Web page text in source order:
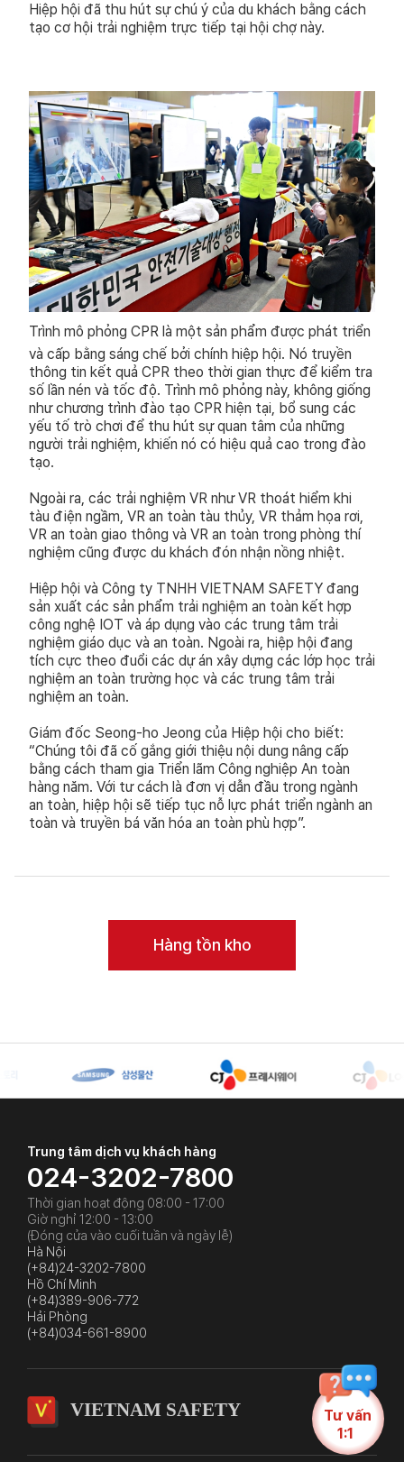
Hiệp hội đã thu hút sự chú ý của du khách bằng cách
tạo cơ hội trải nghiệm trực tiếp tại hội chợ này.
Trình mô phỏng CPR là một sản phẩm được phát triển
và cấp bằng sáng chế bởi chính hiệp hội. Nó truyền
thông tin kết quả CPR theo thời gian thực để kiểm tra
số lần nén và tốc độ. Trình mô phỏng này, không giống
như chương trình đào tạo CPR hiện tại, bổ sung các
yếu tố trò chơi để thu hút sự quan tâm của những
người trải nghiệm, khiến nó có hiệu quả cao trong đào
tạo.
Ngoài ra, các trải nghiệm VR như VR thoát hiểm khi
tàu điện ngầm, VR an toàn tàu thủy, VR thảm họa rơi,
VR an toàn giao thông và VR an toàn trong phòng thí
nghiệm cũng được du khách đón nhận nồng nhiệt.
Hiệp hội và Công ty TNHH VIETNAM SAFETY đang
sản xuất các sản phẩm trải nghiệm an toàn kết hợp
công nghệ IOT và áp dụng vào các trung tâm trải
nghiệm giáo dục và an toàn. Ngoài ra, hiệp hội đang
tích cực theo đuổi các dự án xây dựng các lớp học trải
nghiệm an toàn trường học và các trung tâm trải
nghiệm an toàn.
Giám đốc Seong-ho Jeong của Hiệp hội cho biết:
“Chúng tôi đã cố gắng giới thiệu nội dung nâng cấp
bằng cách tham gia Triển lãm Công nghiệp An toàn
hàng năm. Với tư cách là đơn vị dẫn đầu trong ngành
an toàn, hiệp hội sẽ tiếp tục nỗ lực phát triển ngành an
toàn và truyền bá văn hóa an toàn phù hợp”.
Hàng tồn kho
Tư vấn
1:1
1
Trung tâm dịch vụ khách hàng
024-3202-7800
Thời gian hoạt động 08:00 - 17:00
Giờ nghỉ 12:00 - 13:00
(Đóng cửa vào cuối tuần và ngày lễ)
Hà Nội
(+84)24-3202-7800
Hồ Chí Minh
(+84)389-906-772
Hải Phòng
(+84)034-661-8900
VIETNAM SAFETY